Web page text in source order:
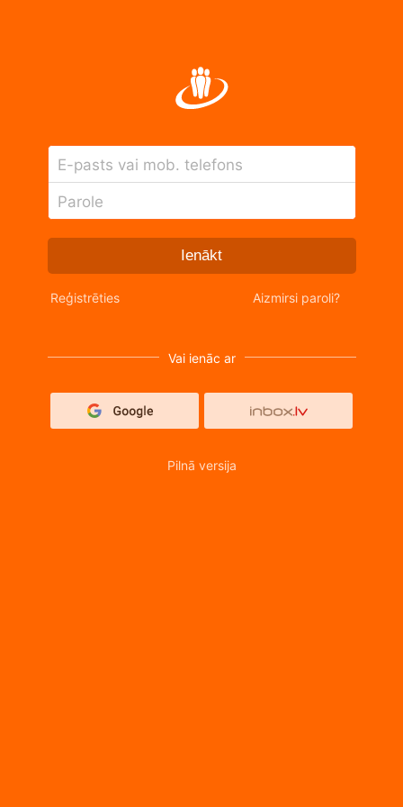
E-pasts vai mob. telefons
Parole
Ienākt
Reģistrēties Aizmirsi paroli?
Vai ienāc ar
Pilnā versija